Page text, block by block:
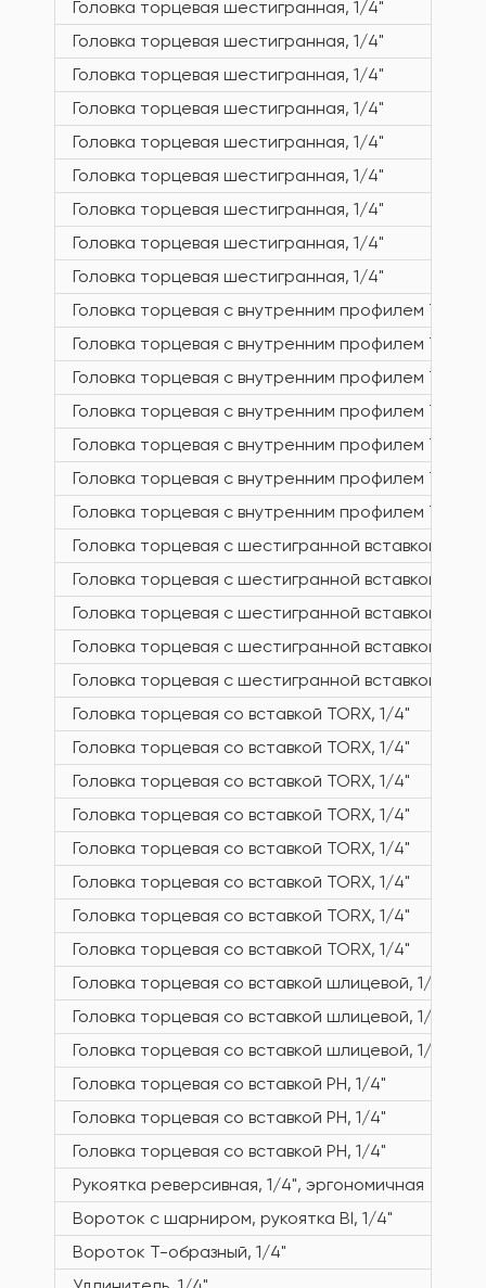
Головка торцевая шестигранная, 1/4"
Головка торцевая шестигранная, 1/4"
Головка торцевая шестигранная, 1/4"
Головка торцевая шестигранная, 1/4"
Головка торцевая шестигранная, 1/4"
Головка торцевая шестигранная, 1/4"
Головка торцевая шестигранная, 1/4"
Головка торцевая шестигранная, 1/4"
Головка торцевая шестигранная, 1/4"
Головка торцевая с внутренним профилем TORX,
Головка торцевая с внутренним профилем TORX,
Головка торцевая с внутренним профилем TORX,
Головка торцевая с внутренним профилем TORX,
Головка торцевая с внутренним профилем TORX,
Головка торцевая с внутренним профилем TORX,
Головка торцевая с внутренним профилем TORX,
Головка торцевая с шестигранной вставкой, 1/4"
Головка торцевая с шестигранной вставкой, 1/4"
Головка торцевая с шестигранной вставкой, 1/4"
Головка торцевая с шестигранной вставкой, 1/4"
Головка торцевая с шестигранной вставкой, 1/4"
Головка торцевая со вставкой TORX, 1/4"
Головка торцевая со вставкой TORX, 1/4"
Головка торцевая со вставкой TORX, 1/4"
Головка торцевая со вставкой TORX, 1/4"
Головка торцевая со вставкой TORX, 1/4"
Головка торцевая со вставкой TORX, 1/4"
Головка торцевая со вставкой TORX, 1/4"
Головка торцевая со вставкой TORX, 1/4"
Головка торцевая со вставкой шлицевой, 1/4"
Головка торцевая со вставкой шлицевой, 1/4"
Головка торцевая со вставкой шлицевой, 1/4"
Головка торцевая со вставкой PH, 1/4"
Головка торцевая со вставкой PH, 1/4"
Головка торцевая со вставкой PH, 1/4"
Рукоятка реверсивная, 1/4", эргономичная
Вороток с шарниром, рукоятка BI, 1/4"
Вороток Т-образный, 1/4"